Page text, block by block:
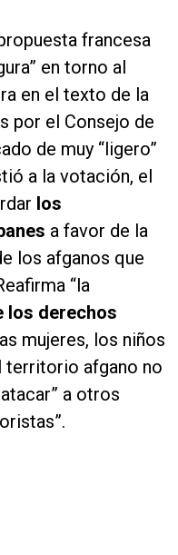
francesa
en torno al
en el texto de la
por el Consejo de
de muy “ligero”
a la votación, el
los
a favor de la
los afganos que
“la
los derechos
mujeres, los niños
territorio afgano no
a otros